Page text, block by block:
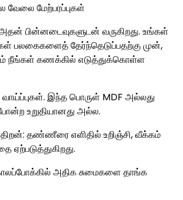
வேலை மேற்பரப்புகள்
பின்னடைவுகளுடன் வருகிறது. உங்கள்
பலகைகளைத் தேர்ந்தெடுப்பதற்கு முன்,
நீங்கள் கணக்கில் எடுத்துக்கொள்ள
வாய்ப்புகள். இந்த பொருள் MDF அல்லது
உறுதியானது அல்ல.
தண்ணீரை எளிதில் உறிஞ்சி, வீக்கம்
ஏற்படுத்துகிறது.
அதிக சுமைகளை தாங்க